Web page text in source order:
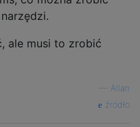
ale musi to zrobić
Allan
źródło